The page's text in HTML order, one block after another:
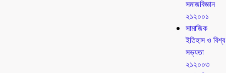
সমাজবিজ্ঞান
২১২০০১
সামাজিক
ইতিহাস ও বিশ্ব
সভ্যতা
২১২০০৩